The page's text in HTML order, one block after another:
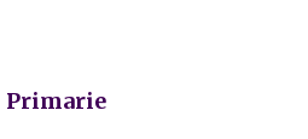
Primarie